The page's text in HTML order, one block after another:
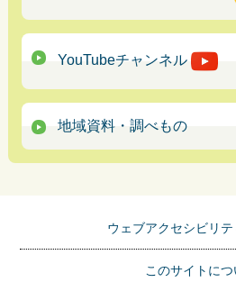
YouTubeチャンネル
地域資料・調べもの
ウェブアクセシビリ
このサイトにつ